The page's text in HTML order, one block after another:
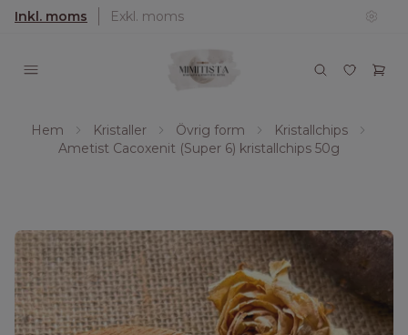
Inkl. moms Exkl. moms
Hem Kristaller Övrig form
Kristallchips
Ametist Cacoxenit (Super 6) kristallchips 50g